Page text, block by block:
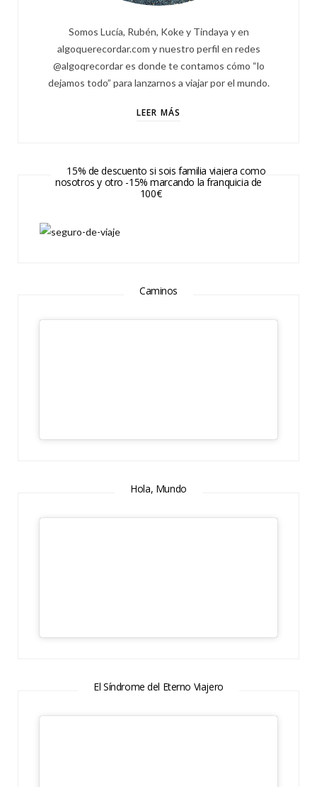
Somos Lucía, Rubén, Koke y Tindaya y en
algoquerecordar.com y nuestro perfil en redes
@algoqrecordar es donde te contamos cómo “lo
dejamos todo” para lanzarnos a viajar por el mundo.
LEER MÁS
15% de descuento si sois familia viajera como
nosotros y otro -15% marcando la franquicia de
100€
Caminos
Hola, Mundo
El Síndrome del Eterno Viajero